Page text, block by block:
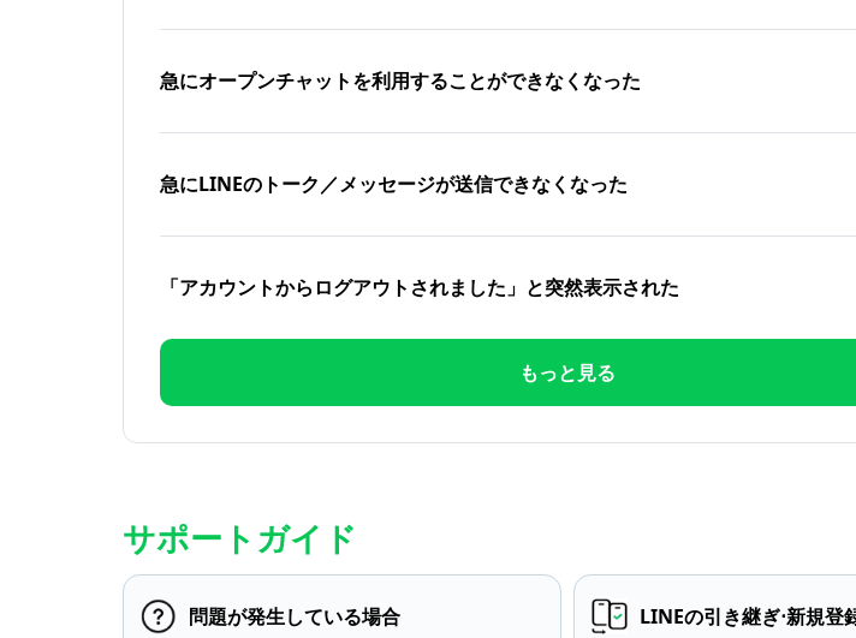
急にオープンチャットを利用することができなくなった
急にLINEのトーク／メッセージが送信できなくなった
「アカウントからログアウトされました」と突然表示された
もっと見る
サポートガイド
問題が発生している場合 LINEの引き継ぎ⋅新規登